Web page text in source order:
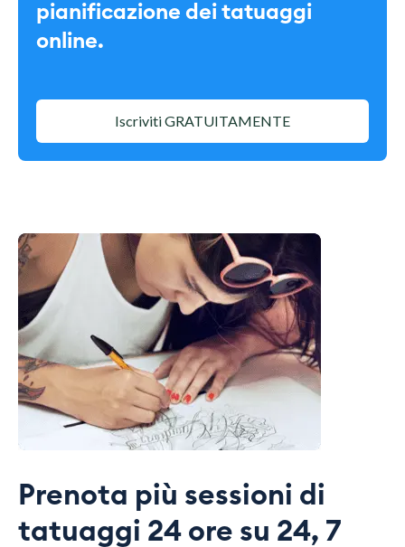
pianificazione dei tatuaggi
online.
Iscriviti GRATUITAMENTE
Prenota più sessioni di
tatuaggi 24 ore su 24, 7